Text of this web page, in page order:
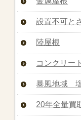
設置不可と
陸屋根
コンクリー
暴風地域
20年全量買